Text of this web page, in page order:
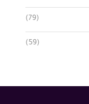
(79)
(59)